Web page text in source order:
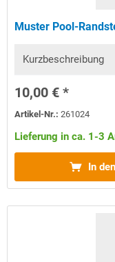
Muster Pool-
Kurzbeschreibung
10,00 € *
Artikel-Nr.:261024
Lieferung in ca. 1-3
In